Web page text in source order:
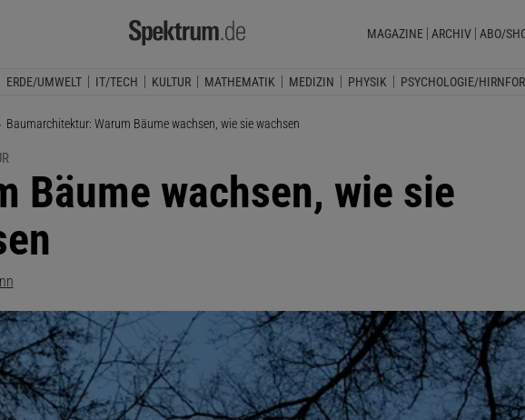
MAGAZINE ARCHIV ABO/
ERDE/UMWELT IT/TECH KULTUR MATHEMATIK MEDIZIN PHYSIK PSYCHOLOGIE/
Aktuelle Seite:
Baumarchitektur: Warum Bäume wachsen, wie sie wachsen
Bäume wachsen, wie sie